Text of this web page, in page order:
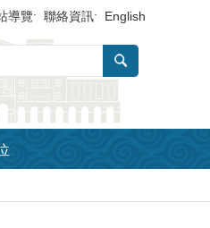
導覽 聯絡資訊 English